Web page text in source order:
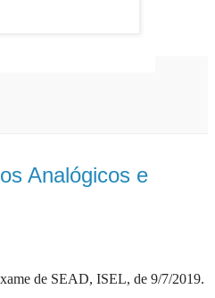
Analógicos e
de SEAD, ISEL, de 9/7/2019.